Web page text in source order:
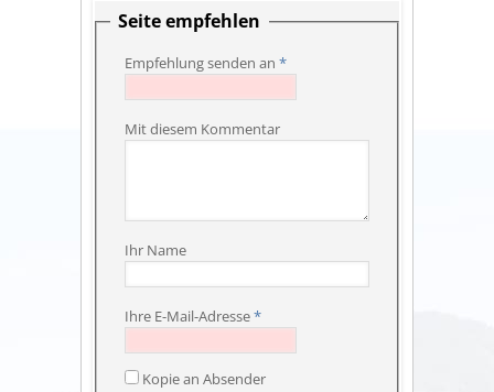
Seite empfehlen
Empfehlung senden an *
Mit diesem Kommentar
Ihr Name
Ihre E-Mail-Adresse*
Kopie an Absender